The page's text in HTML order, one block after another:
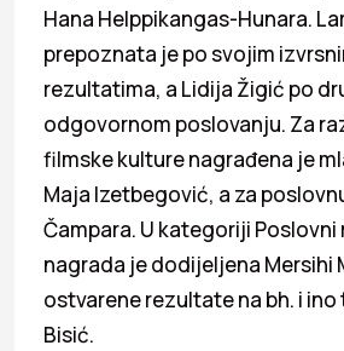
Hana Helppikangas-Hunara.
prepoznata je po svojim
rezultatima, a Lidija Žigić po
odgovornom poslovanju. Za
filmske kulture nagrađena je
Maja Izetbegović, a za
Čampara. U kategoriji
nagrada je dodijeljena Mersihi
ostvarene rezultate na bh. i
Bisić.